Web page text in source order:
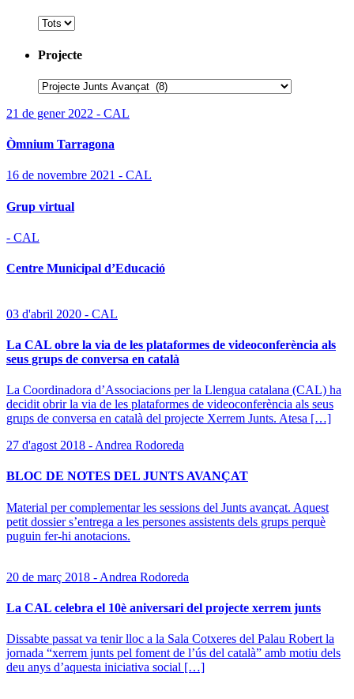
Projecte
21 de gener 2022 - CAL
Òmnium Tarragona
16 de novembre 2021 - CAL
Grup virtual
- CAL
Centre Municipal d’Educació
03 d'abril 2020 - CAL
La CAL obre la via de les plataformes de videoconferència als
seus grups de conversa en català
La Coordinadora d’Associacions per la Llengua catalana (CAL) ha
decidit obrir la via de les plataformes de videoconferència als seus
grups de conversa en català del projecte Xerrem Junts. Atesa […]
27 d'agost 2018 - Andrea Rodoreda
BLOC DE NOTES DEL JUNTS AVANÇAT
Material per complementar les sessions del Junts avançat. Aquest
petit dossier s’entrega a les persones assistents dels grups perquè
puguin fer-hi anotacions.
20 de març 2018 - Andrea Rodoreda
La CAL celebra el 10è aniversari del projecte xerrem junts
Dissabte passat va tenir lloc a la Sala Cotxeres del Palau Robert la
jornada “xerrem junts pel foment de l’ús del català” amb motiu dels
deu anys d’aquesta iniciativa social […]